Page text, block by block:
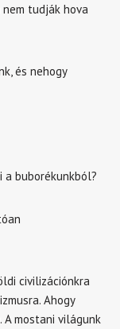
tudják hova
és nehogy
a buborékunkból?
civilizációnkra
Ahogy
mostani világunk